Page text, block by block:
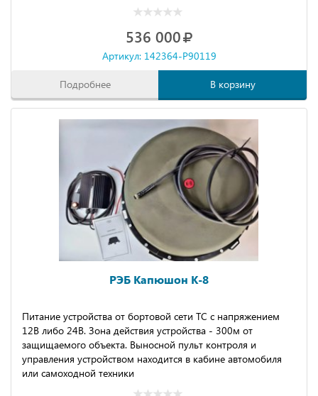
536 000
Артикул: 142364-P90119
Подробнее В корзину
РЭБ Капюшон К-8
Питание устройства от бортовой сети ТС с напряжением
12В либо 24В. Зона действия устройства - 300м от
защищаемого объекта. Выносной пульт контроля и
управления устройством находится в кабине автомобиля
или самоходной техники